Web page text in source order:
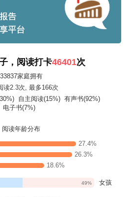
，阅读打卡46401次
33837家庭拥有
读2.3次 , 最多166次
自主阅读(15%) 有声书(92%)
电子书(7%)
阅读年龄分布
27.4%
26.3%
18.6%
49% 女孩